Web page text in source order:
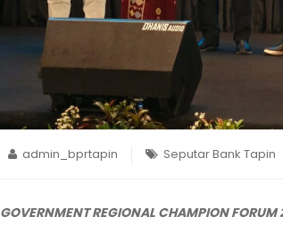
admin_bprtapin Seputar Bank Tapin
GOVERNMENT REGIONAL CHAMPION FORUM